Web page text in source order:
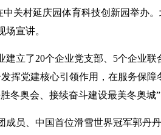
中关村延庆园体育科技创新园举办
宣讲。
建立了20个企业党支部、5个企业
挥党建核心引领作用，在服务保
冬奥会、接续奋斗建设最美冬奥城”
成员、中国首位滑雪世界冠军郭丹